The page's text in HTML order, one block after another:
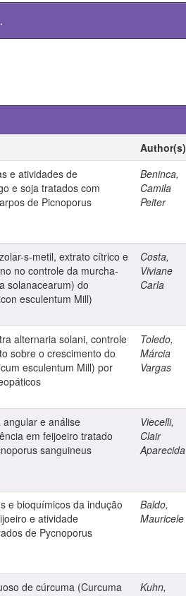
Author(s)
e atividades de
e soja tratados com
de Picnoporus
Beninca,
Camila
Peiter
s-metil, extrato cítrico e
no controle da murcha-
solanacearum) do
esculentum Mill)
Costa,
Viviane
Carla
alternaria solani, controle
sobre o crescimento do
esculentum Mill) por
Toledo,
Márcia
Vargas
e análise
em feijoeiro tratado
sanguineus
Viecelli,
Clair
Aparecida
e bioquímicos da indução
e atividade
de Pycnoporus
Baldo,
Mauricele
de cúrcuma (Curcuma
Kuhn,